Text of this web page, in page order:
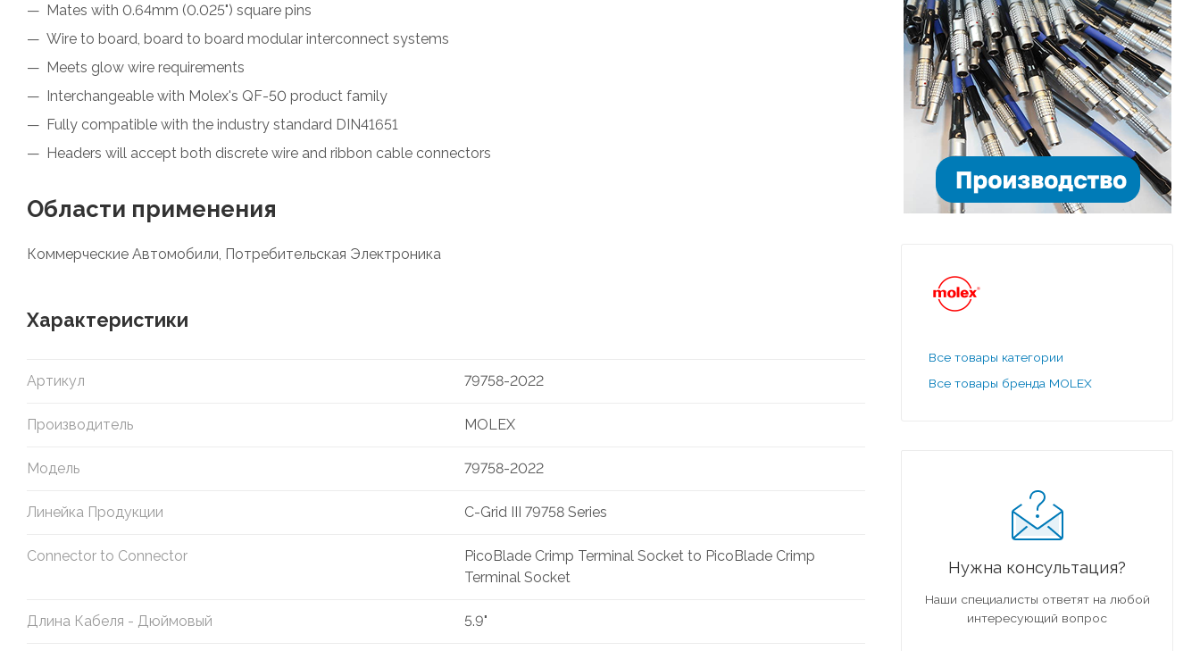
Mates with 0.64mm (0.025") square pins
Wire to board, board to board modular interconnect systems
Meets glow wire requirements
Interchangeable with Molex's QF-50 product family
Fully compatible with the industry standard DIN41651
Headers will accept both discrete wire and ribbon cable connectors
Области применения
Коммерческие Автомобили, Потребительская Электроника
Характеристики
Артикул 79758-2022
Производитель MOLEX
Модель 79758-2022
Линейка Продукции C-Grid III 79758 Series
Connector to Connector
PicoBlade Crimp Terminal Socket to PicoBlade Crimp
Terminal Socket
Длина Кабеля - Дюймовый 5.9"
Все товары категории
Все товары бренда MOLEX
Нужна консультация?
Наши специалисты ответят на любой
интересующий вопрос